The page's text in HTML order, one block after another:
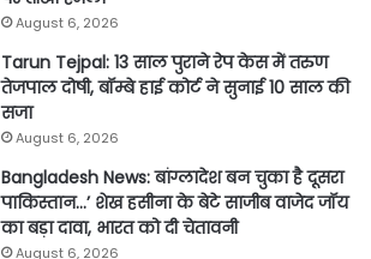
August 6, 2026
Tarun Tejpal: 13 साल पुराने रेप केस में तरुण
तेजपाल दोषी, बॉम्बे हाई कोर्ट ने सुनाई 10 साल की
सजा
August 6, 2026
Bangladesh News: बांग्लादेश बन चुका है दूसरा
पाकिस्तान…’ शेख हसीना के बेटे साजीब वाजेद जॉय
का बड़ा दावा, भारत को दी चेतावनी
August 6, 2026